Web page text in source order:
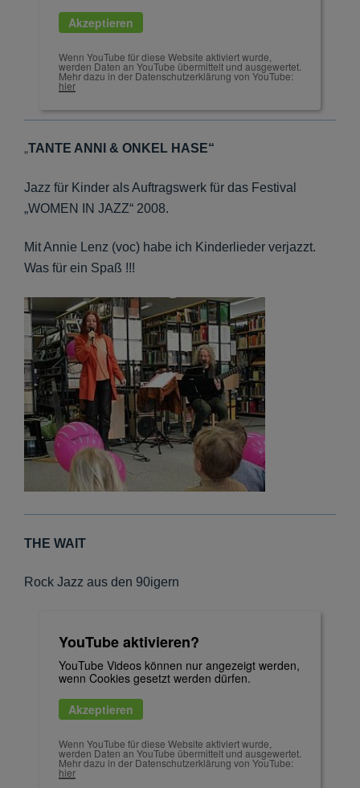
Akzeptieren
Wenn YouTube für diese Website aktiviert wurde,
werden Daten an YouTube übermittelt und ausgewertet.
Mehr dazu in der Datenschutzerklärung von YouTube:
hier
„TANTE ANNI & ONKEL HASE“
Jazz für Kinder als Auftragswerk für das Festival
„WOMEN IN JAZZ“ 2008.
Mit Annie Lenz (voc) habe ich Kinderlieder verjazzt.
Was für ein Spaß !!!
THE WAIT
Rock Jazz aus den 90igern
YouTube aktivieren?
YouTube Videos können nur angezeigt werden,
wenn Cookies gesetzt werden dürfen.
Akzeptieren
Wenn YouTube für diese Website aktiviert wurde,
werden Daten an YouTube übermittelt und ausgewertet.
Mehr dazu in der Datenschutzerklärung von YouTube:
hier